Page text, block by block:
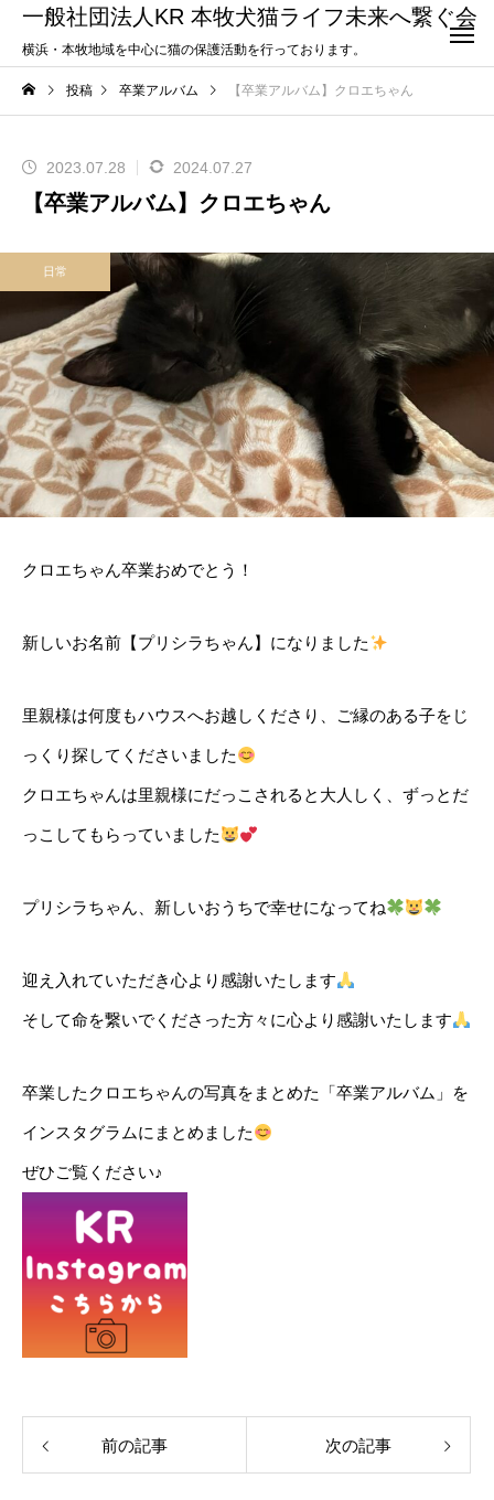
一般社団法人KR 本牧犬猫ライフ未来へ繋ぐ会
横浜・本牧地域を中心に猫の保護活動を行っております。
投稿 卒業アルバム 【卒業アルバム】クロエちゃん
2023.07.28 2024.07.27
【卒業アルバム】クロエちゃん
日常
クロエちゃん卒業おめでとう！
新しいお名前【プリシラちゃん】になりました
里親様は何度もハウスへお越しくださり、ご縁のある子をじ
っくり探してくださいました
クロエちゃんは里親様にだっこされると大人しく、ずっとだ
っこしてもらっていました
プリシラちゃん、新しいおうちで幸せになってね
迎え入れていただき心より感謝いたします
そして命を繋いでくださった方々に心より感謝いたします
卒業したクロエちゃんの写真をまとめた「卒業アルバム」を
インスタグラムにまとめました
ぜひご覧ください♪
前の記事 次の記事